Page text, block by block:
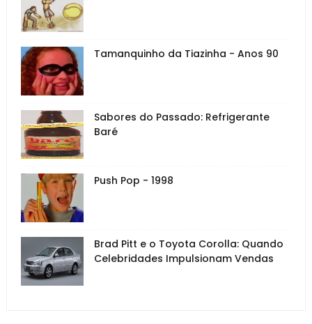
Tamanquinho da Tiazinha - Anos 90
Sabores do Passado: Refrigerante
Baré
Push Pop - 1998
Brad Pitt e o Toyota Corolla: Quando
Celebridades Impulsionam Vendas